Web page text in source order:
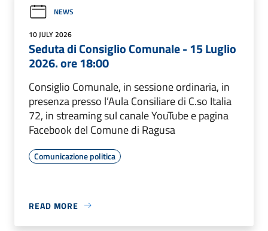
NEWS
10 JULY 2026
Seduta di Consiglio Comunale - 15 Luglio
2026. ore 18:00
Consiglio Comunale, in sessione ordinaria, in
presenza presso l’Aula Consiliare di C.so Italia
72, in streaming sul canale YouTube e pagina
Facebook del Comune di Ragusa
Comunicazione politica
READ MORE